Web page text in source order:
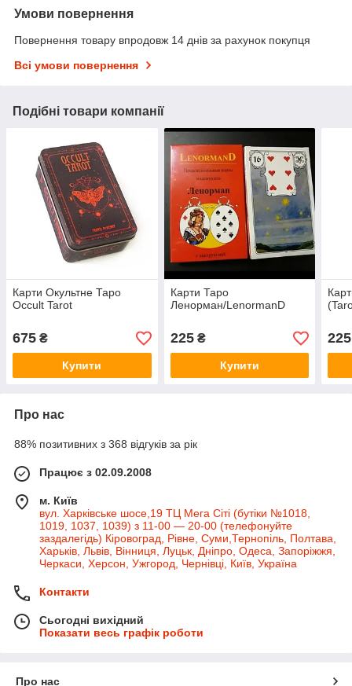
Умови повернення
Повернення товару впродовж 14 днів за рахунок покупця
Всі умови повернення
Подібні товари компанії
Карти Окультне Таро
Occult Tarot
675 ₴
Купити
Карти Таро
Ленорман/LenormanD
225₴
Купити
225
Про нас
88% позитивних з 368 відгуків за рік
Працює з 02.09.2008
м. Київ
вул. Харківське шосе,19 ТЦ Мега Сіті (бутіки №1018,
1019, 1037, 1039) з 11-00 — 20-00 (телефонуйте
заздалегідь) Кіровоград, Рівне, Суми,Тернопіль, Полтава,
Харьків, Львів, Вінниця, Луцьк, Дніпро, Одеса, Запоріжжя,
Черкаси, Херсон, Ужгород, Чернівці, Київ, Україна
Контакти
Сьогодні вихідний
Показати весь графік роботи
Про нас